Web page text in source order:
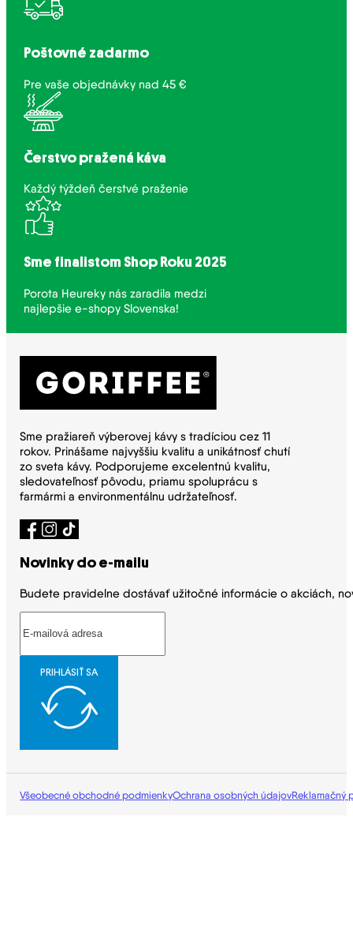
Poštovné zadarmo
Pre vaše objednávky nad 45 €
Čerstvo pražená káva
Každý týždeň čerstvé praženie
Sme finalistom Shop Roku 2025
Porota Heureky nás zaradila medzi
najlepšie e-shopy Slovenska!
Sme pražiareň výberovej kávy s tradíciou cez 11
rokov. Prinášame najvyššiu kvalitu a unikátnosť chutí
zo sveta kávy. Podporujeme excelentnú kvalitu,
sledovateľnosť pôvodu, priamu spoluprácu s
farmármi a environmentálnu udržateľnosť.
Novinky do e-mailu
Budete pravidelne dostávať užitočné informácie o akciách,
PRIHLÁSIŤ SA
Všeobecné obchodné podmienkyOchrana osobných údajovReklamačný